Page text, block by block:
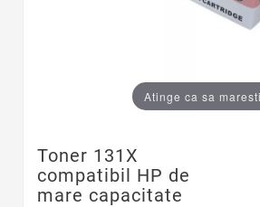
Atinge ca sa maresti
Toner 131X
compatibil HP de
mare capacitate